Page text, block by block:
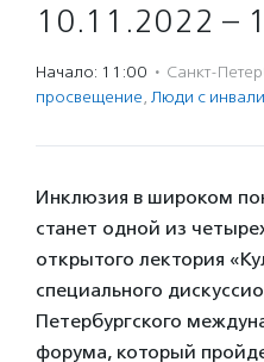
10.11.2022 –
Начало: 11:00 · Санкт-
просвещение, Люди с
Инклюзия в широком
станет одной из
открытого лектория
специального
Петербургского
форума, который